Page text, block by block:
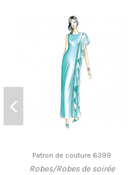
Patron de couture 6399
Robes/Robes de soirée